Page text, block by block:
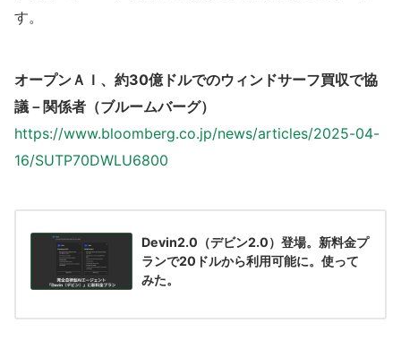
す。
オープンＡＩ、約30億ドルでのウィンドサーフ買収で協
議－関係者 （ブルームバーグ）
https://www.bloomberg.co.jp/news/articles/2025-04-
16/SUTP70DWLU6800
Devin2.0（デビン2.0）登場。新料金プ
ランで20ドルから利用可能に。使って
みた。